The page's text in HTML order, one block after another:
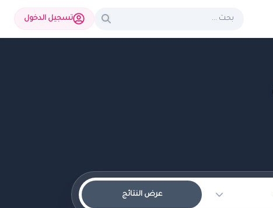
تسجيل الدخول
عرض النتائج